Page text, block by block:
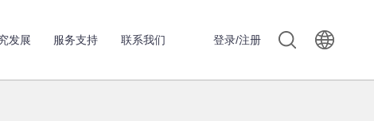
发展 服务支持 联系我们 登录/注册